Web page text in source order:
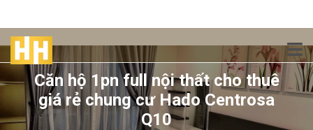
Căn hộ 1pn full nội thất cho thuê
giá rẻ chung cư Hado Centrosa
Q10